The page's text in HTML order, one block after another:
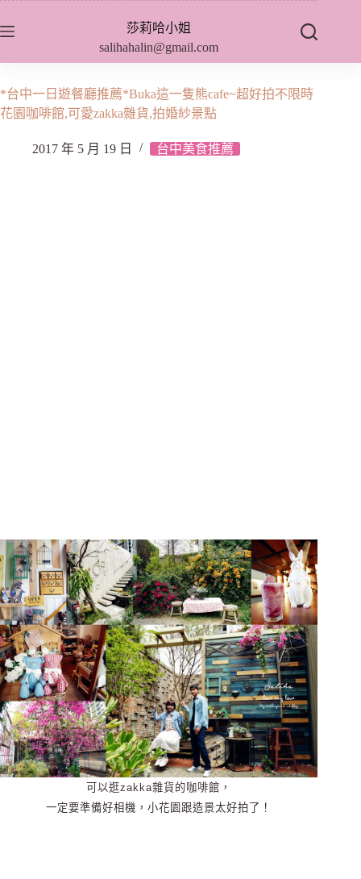
至
內
容
莎莉哈小姐
salihahalin@gmail.com
*台中一日遊餐廳推薦*Buka這一隻熊cafe~超好拍不限時
花園咖啡館,可愛zakka雜貨,拍婚紗景點
2017 年 5 月 19 日 台中美食推薦
可以逛zakka雜貨的咖啡館，
一定要準備好相機，小花園跟造景太好拍了！